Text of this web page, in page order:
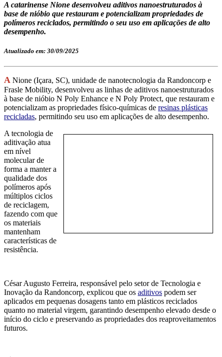
A catarinense Nione desenvolveu aditivos nanoestruturados à
base de nióbio que restauram e potencializam propriedades de
polímeros reciclados, permitindo o seu uso em aplicações de alto
desempenho.
Atualizado em: 30/09/2025
A Nione (Içara, SC), unidade de nanotecnologia da Randoncorp e
Frasle Mobility, desenvolveu as linhas de aditivos nanoestruturados
à base de nióbio N Poly Enhance e N Poly Protect, que restauram e
potencializam as propriedades físico-químicas de resinas plásticas
recicladas, permitindo seu uso em aplicações de alto desempenho.
A tecnologia de
aditivação atua
em nível
molecular de
forma a manter a
qualidade dos
polímeros após
múltiplos ciclos
de reciclagem,
fazendo com que
os materiais
mantenham
características de
resistência.
César Augusto Ferreira, responsável pelo setor de Tecnologia e
Inovação da Randoncorp, explicou que os aditivos podem ser
aplicados em pequenas dosagens tanto em plásticos reciclados
quanto no material virgem, garantindo desempenho elevado desde o
início do ciclo e preservando as propriedades dos reaproveitamentos
futuros.